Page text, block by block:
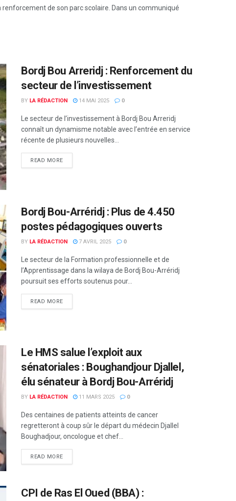
renforcement de son parc scolaire. Dans un communiqué
Bordj Bou Arreridj : Renforcement du
secteur de l’investissement
BY LA RÉDACTION 14 MAI 2025 0
Le secteur de l’investissement à Bordj Bou Arreridj
connaît un dynamisme notable avec l’entrée en service
récente de plusieurs nouvelles...
READ MORE
Bordj Bou-Arréridj : Plus de 4.450
postes pédagogiques ouverts
BY LA RÉDACTION 7 AVRIL 2025 0
Le secteur de la Formation professionnelle et de
l’Apprentissage dans la wilaya de Bordj Bou-Arréridj
poursuit ses efforts soutenus pour...
READ MORE
Le HMS salue l’exploit aux
sénatoriales : Boughandjour Djallel,
élu sénateur à Bordj Bou-Arréridj
BY LA RÉDACTION 11 MARS 2025 0
Des centaines de patients atteints de cancer
regretteront à coup sûr le départ du médecin Djallel
Boughadjour, oncologue et chef...
READ MORE
CPI de Ras El Oued (BBA) :